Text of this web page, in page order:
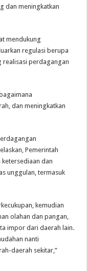
dan meningkatkan
mendukung
regulasi berupa
realisasi perdagangan
dan meningkatkan
Pemerintah
dan
unggulan, termasuk
kemudian
olahan dan pangan,
impor dari daerah lain.
nanti
daerah sekitar,”